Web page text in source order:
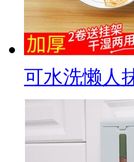
可水洗懒人